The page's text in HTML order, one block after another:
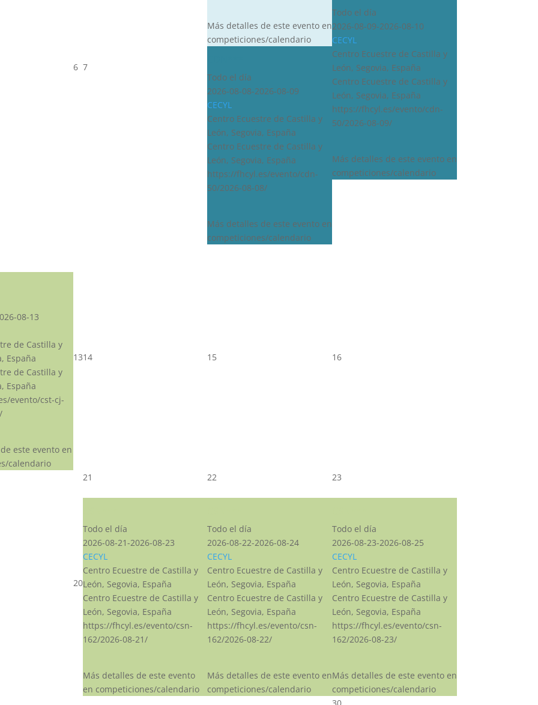
6 7
Más detalles de este evento en
competiciones/calendario
Todo el día
2026-08-08-2026-08-09
CECYL
Centro Ecuestre de Castilla y
León, Segovia, España
Centro Ecuestre de Castilla y
León, Segovia, España
https://fhcyl.es/evento/cdn-
50/2026-08-08/
Más detalles de este evento en
competiciones/calendario
Todo el día
2026-08-09-2026-08-10
CECYL
Centro Ecuestre de Castilla y
León, Segovia, España
Centro Ecuestre de Castilla y
León, Segovia, España
https://fhcyl.es/evento/cdn-
50/2026-08-09/
Más detalles de este evento en
competiciones/calendario
08-13
de Castilla y
España
de Castilla y
España
evento/cst-cj-
este evento en
calendario
1314 15 16
20
21
Todo el día
2026-08-21-2026-08-23
CECYL
Centro Ecuestre de Castilla y
León, Segovia, España
Centro Ecuestre de Castilla y
León, Segovia, España
https://fhcyl.es/evento/csn-
162/2026-08-21/
Más detalles de este evento
en competiciones/calendario
22
Todo el día
2026-08-22-2026-08-24
CECYL
Centro Ecuestre de Castilla y
León, Segovia, España
Centro Ecuestre de Castilla y
León, Segovia, España
https://fhcyl.es/evento/csn-
162/2026-08-22/
Más detalles de este evento en
competiciones/calendario
23
Todo el día
2026-08-23-2026-08-25
CECYL
Centro Ecuestre de Castilla y
León, Segovia, España
Centro Ecuestre de Castilla y
León, Segovia, España
https://fhcyl.es/evento/csn-
162/2026-08-23/
Más detalles de este evento en
competiciones/calendario